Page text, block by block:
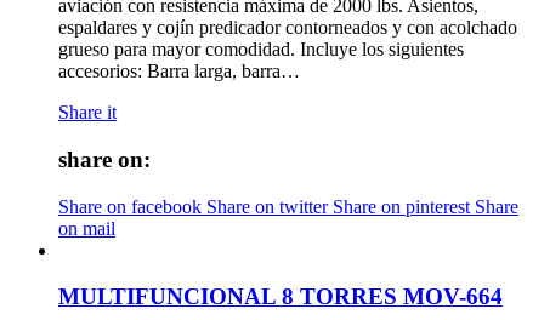
aviación con resistencia máxima de 2000 lbs. Asientos,
espaldares y cojín predicador contorneados y con acolchado
grueso para mayor comodidad. Incluye los siguientes
accesorios: Barra larga, barra…
Share it
share on:
Share on facebook Share on twitter Share on pinterest Share
on mail
MULTIFUNCIONAL 8 TORRES MOV-664